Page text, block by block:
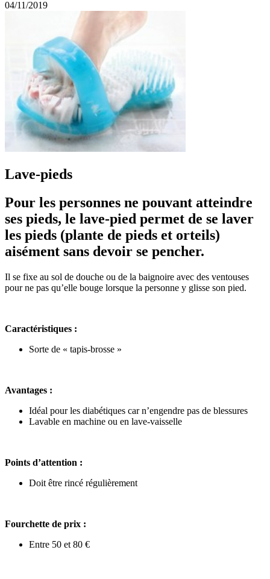
04/11/2019
Lave-pieds
Pour les personnes ne pouvant atteindre
ses pieds, le lave-pied permet de se laver
les pieds (plante de pieds et orteils)
aisément sans devoir se pencher.
Il se fixe au sol de douche ou de la baignoire avec des ventouses
pour ne pas qu’elle bouge lorsque la personne y glisse son pied.
Caractéristiques :
Sorte de « tapis-brosse »
Avantages :
Idéal pour les diabétiques car n’engendre pas de blessures
Lavable en machine ou en lave-vaisselle
Points d’attention :
Doit être rincé régulièrement
Fourchette de prix :
Entre 50 et 80 €